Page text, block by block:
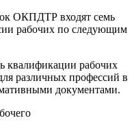
ОКПДТР входят семь
рабочих по следующим
квалификации рабочих
различных профессий в
документами.